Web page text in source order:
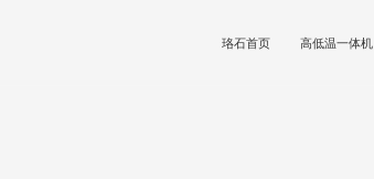
珞石首页 高低温一体机